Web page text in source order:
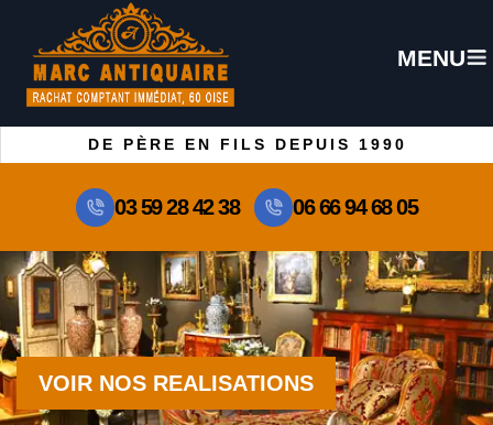
MENU
DE PÈRE EN FILS DEPUIS 1990
03 59 28 42 38 06 66 94 68 05
VOIR NOS REALISATIONS